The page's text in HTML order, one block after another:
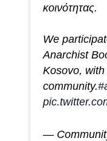
κοινότητας.
We
Anarchist
Kosovo,
community.
—